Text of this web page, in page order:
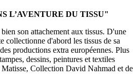
L’AVENTURE DU TISSU"
son attachement aux tissus. D'une
collectionne d'abord les tissus de sa
productions extra européennes. Plus
dessins, peintures et textiles
Collection David Nahmad et de